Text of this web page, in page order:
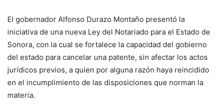
El gobernador Alfonso Durazo Montaño presentó la
iniciativa de una nueva Ley del Notariado para el Estado de
Sonora, con la cual se fortalece la capacidad del gobierno
del estado para cancelar una patente, sin afectar los actos
jurídicos previos, a quien por alguna razón haya reincidido
en el incumplimiento de las disposiciones que norman la
materia.